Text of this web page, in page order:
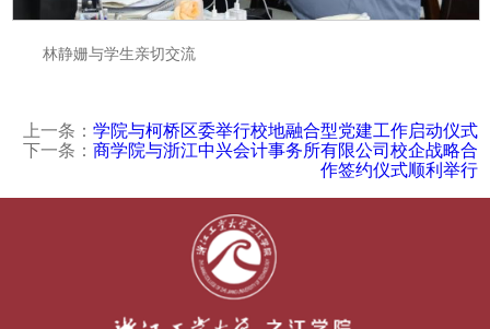
林静姗与学生亲切交流
上一条： 学院与柯桥区委举行校地融合型党建工作启动仪式
下一条： 商学院与浙江中兴会计事务所有限公司校企战略合
作签约仪式顺利举行